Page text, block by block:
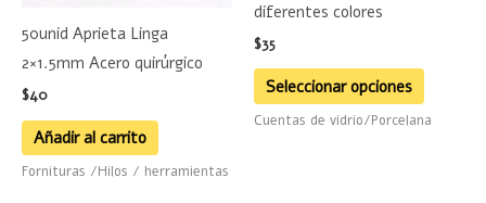
50unid Aprieta Linga
2×1.5mm Acero quirúrgico
$40
Añadir al carrito
Fornituras /Hilos / herramientas
diferentes colores
$35
Seleccionar opciones
elegir
en
la
Cuentas de vidrio/Porcelana